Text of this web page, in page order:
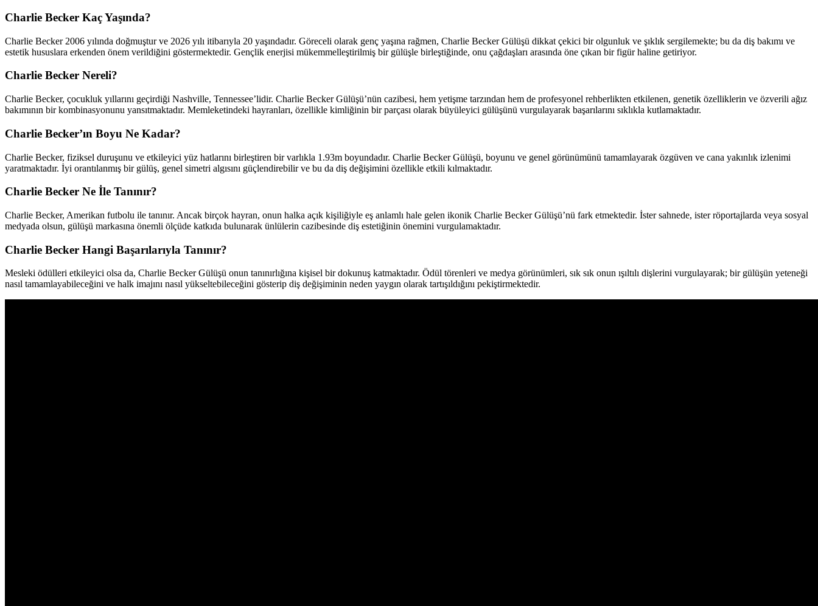
Charlie Becker Kaç Yaşında?
Charlie Becker 2006 yılında doğmuştur ve 2026 yılı itibarıyla 20 yaşındadır. Göreceli olarak genç yaşına rağmen, Charlie Becker Gülüşü dikkat çekici bir olgunluk ve şıklık sergilemekte; bu da diş bakımı ve
estetik hususlara erkenden önem verildiğini göstermektedir. Gençlik enerjisi mükemmelleştirilmiş bir gülüşle birleştiğinde, onu çağdaşları arasında öne çıkan bir figür haline getiriyor.
Charlie Becker Nereli?
Charlie Becker, çocukluk yıllarını geçirdiği Nashville, Tennessee’lidir. Charlie Becker Gülüşü’nün cazibesi, hem yetişme tarzından hem de profesyonel rehberlikten etkilenen, genetik özelliklerin ve özverili ağız
bakımının bir kombinasyonunu yansıtmaktadır. Memleketindeki hayranları, özellikle kimliğinin bir parçası olarak büyüleyici gülüşünü vurgulayarak başarılarını sıklıkla kutlamaktadır.
Charlie Becker’ın Boyu Ne Kadar?
Charlie Becker, fiziksel duruşunu ve etkileyici yüz hatlarını birleştiren bir varlıkla 1.93m boyundadır. Charlie Becker Gülüşü, boyunu ve genel görünümünü tamamlayarak özgüven ve cana yakınlık izlenimi
yaratmaktadır. İyi orantılanmış bir gülüş, genel simetri algısını güçlendirebilir ve bu da diş değişimini özellikle etkili kılmaktadır.
Charlie Becker Ne İle Tanınır?
Charlie Becker, Amerikan futbolu ile tanınır. Ancak birçok hayran, onun halka açık kişiliğiyle eş anlamlı hale gelen ikonik Charlie Becker Gülüşü’nü fark etmektedir. İster sahnede, ister röportajlarda veya sosyal
medyada olsun, gülüşü markasına önemli ölçüde katkıda bulunarak ünlülerin cazibesinde diş estetiğinin önemini vurgulamaktadır.
Charlie Becker Hangi Başarılarıyla Tanınır?
Mesleki ödülleri etkileyici olsa da, Charlie Becker Gülüşü onun tanınırlığına kişisel bir dokunuş katmaktadır. Ödül törenleri ve medya görünümleri, sık sık onun ışıltılı dişlerini vurgulayarak; bir gülüşün yeteneği
nasıl tamamlayabileceğini ve halk imajını nasıl yükseltebileceğini gösterip diş değişiminin neden yaygın olarak tartışıldığını pekiştirmektedir.